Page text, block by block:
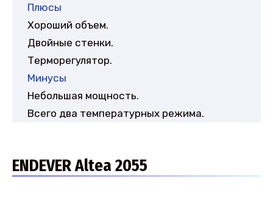
Плюсы
Хороший объем.
Двойные стенки.
Терморегулятор.
Минусы
Небольшая мощность.
Всего два температурных режима.
ENDEVER Altea 2055